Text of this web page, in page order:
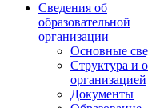
Сведения об
образовательной
организации
Основные
Структура и
организацией
Документы